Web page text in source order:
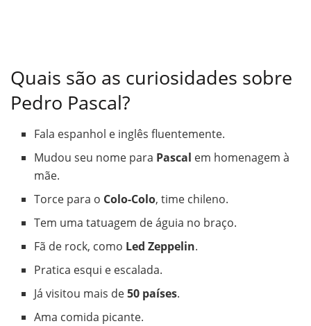
Quais são as curiosidades sobre
Pedro Pascal?
Fala espanhol e inglês fluentemente.
Mudou seu nome para Pascal em homenagem à
mãe.
Torce para o Colo-Colo, time chileno.
Tem uma tatuagem de águia no braço.
Fã de rock, como Led Zeppelin.
Pratica esqui e escalada.
Já visitou mais de50 países.
Ama comida picante.